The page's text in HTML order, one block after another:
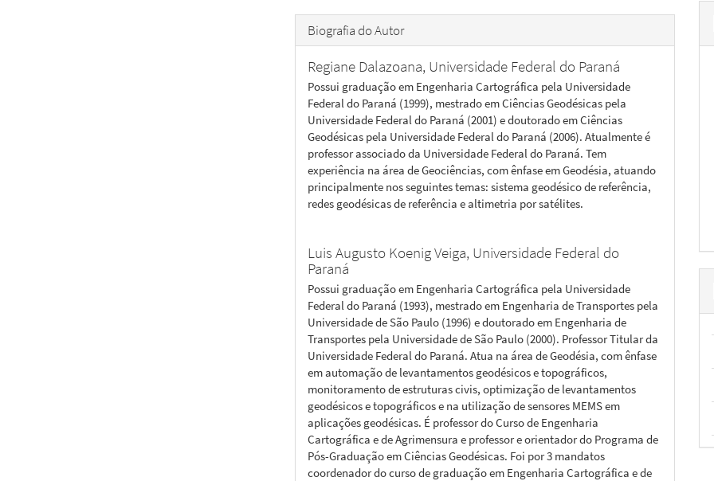
Biografia do Autor
Regiane Dalazoana, Universidade Federal do Paraná
Possui graduação em Engenharia Cartográfica pela Universidade
Federal do Paraná (1999), mestrado em Ciências Geodésicas pela
Universidade Federal do Paraná (2001) e doutorado em Ciências
Geodésicas pela Universidade Federal do Paraná (2006). Atualmente é
professor associado da Universidade Federal do Paraná. Tem
experiência na área de Geociências, com ênfase em Geodésia, atuando
principalmente nos seguintes temas: sistema geodésico de referência,
redes geodésicas de referência e altimetria por satélites.
Luis Augusto Koenig Veiga, Universidade Federal do
Paraná
Possui graduação em Engenharia Cartográfica pela Universidade
Federal do Paraná (1993), mestrado em Engenharia de Transportes pela
Universidade de São Paulo (1996) e doutorado em Engenharia de
Transportes pela Universidade de São Paulo (2000). Professor Titular da
Universidade Federal do Paraná. Atua na área de Geodésia, com ênfase
em automação de levantamentos geodésicos e topográficos,
monitoramento de estruturas civis, optimização de levantamentos
geodésicos e topográficos e na utilização de sensores MEMS em
aplicações geodésicas. É professor do Curso de Engenharia
Cartográfica e de Agrimensura e professor e orientador do Programa de
Pós-Graduação em Ciências Geodésicas. Foi por 3 mandatos
coordenador do curso de graduação em Engenharia Cartográfica e de